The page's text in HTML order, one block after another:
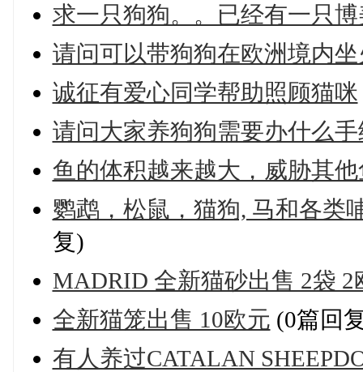
求一只狗狗。。已经有一只
请问可以带狗狗在欧洲境内
诚征有爱心同学帮助照顾猫咪
请问大家养狗狗需要办什么
鱼的体积越来越大，威胁其
鹦鹉，松鼠，猫狗, 马和各类
复)
MADRID 全新猫砂出售 2袋 2
全新猫笼出售 10欧元 (0篇回
有人养过CATALAN